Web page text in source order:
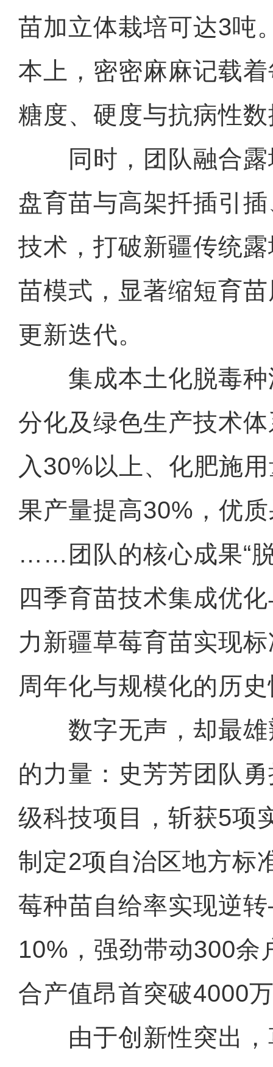
苗加立体栽培可达3吨
本上，密密麻麻记载
糖度、硬度与抗病性
同时，团队融合露
盘育苗与高架扦插引
技术，打破新疆传统
苗模式，显著缩短育
更新迭代。
集成本土化脱毒种
分化及绿色生产技术
入30%以上、化肥施
果产量提高30%，优
……团队的核心成果“
四季育苗技术集成优
力新疆草莓育苗实现
周年化与规模化的历
数字无声，却最雄
的力量：史芳芳团队
级科技项目，斩获5项
制定2项自治区地方标
莓种苗自给率实现逆
10%，强劲带动300余
合产值昂首突破4000
由于创新性突出，